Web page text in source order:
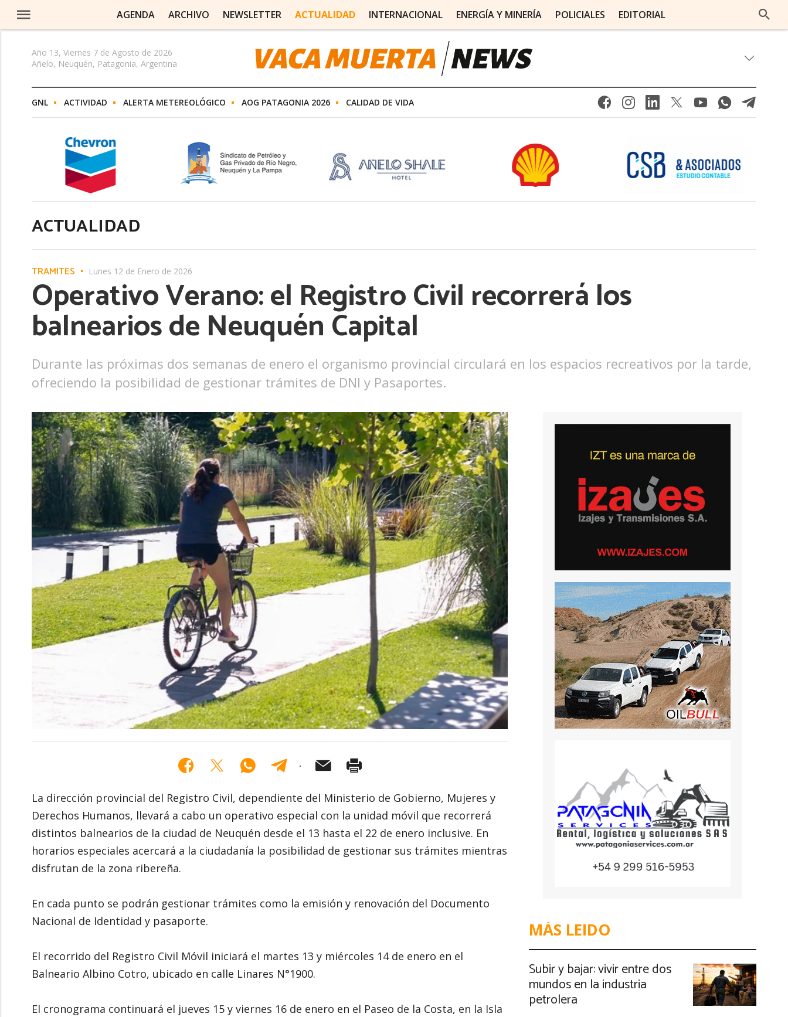
AGENDA ARCHIVO NEWSLETTER ACTUALIDAD INTERNACIONAL ENERGÍA Y MINERÍA POLICIALES EDITORIAL
Año 13, Viernes 7 de Agosto de 2026
Añelo, Neuquén, Patagonia, Argentina
GNL ACTIVIDAD ALERTA METEREOLÓGICO AOG PATAGONIA 2026 CALIDAD DE VIDA
ACTUALIDAD
TRÁMITES Lunes 12 de Enero de 2026
Operativo Verano: el Registro Civil recorrerá los
balnearios de Neuquén Capital
Durante las próximas dos semanas de enero el organismo provincial circulará en los espacios recreativos por la tarde,
ofreciendo la posibilidad de gestionar trámites de DNI y Pasaportes.
La dirección provincial del Registro Civil, dependiente del Ministerio de Gobierno, Mujeres y
Derechos Humanos, llevará a cabo un operativo especial con la unidad móvil que recorrerá
distintos balnearios de la ciudad de Neuquén desde el 13 hasta el 22 de enero inclusive. En
horarios especiales acercará a la ciudadanía la posibilidad de gestionar sus trámites mientras
disfrutan de la zona ribereña.
En cada punto se podrán gestionar trámites como la emisión y renovación del Documento
Nacional de Identidad y pasaporte.
El recorrido del Registro Civil Móvil iniciará el martes 13 y miércoles 14 de enero en el
Balneario Albino Cotro, ubicado en calle Linares N°1900.
El cronograma continuará el jueves 15 y viernes 16 de enero en el Paseo de la Costa, en la Isla
MÁS LEIDO
Subir y bajar: vivir entre dos
mundos en la industria
petrolera